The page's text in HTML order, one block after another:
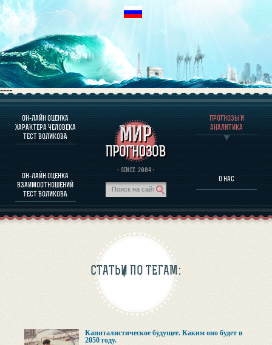
----
ОН-ЛАЙН ОЦЕНКА
ХАРАКТЕРА ЧЕЛОВЕКА
ТЕСТ ВОЛИКОВА
ОН-ЛАЙН ОЦЕНКА
ВЗАИМООТНОШЕНИЙ
ТЕСТ ВОЛИКОВА
· SINCE. 2004 ·
ПРОГНОЗЫ И
АНАЛИТИКА
О НАС
О ПРОГРАММЕ
ОЦЕНКА ХАРАКТЕРA ЧЕЛОВЕКА
ОЦЕНКА ХАРАКТЕРА ВЫДАЮЩИХСЯ ЛИЧНОСТЕЙ
О ПРОГРАММЕ
ПРОГНОЗЫ И АНАЛИТИКА
СТАТЬИ ПО ТЕГАМ:
Капиталистическое будущее. Каким оно будет в
2050 году.